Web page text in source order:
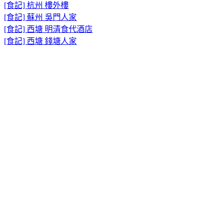
[食記] 杭州 樓外樓
[食記] 蘇州 吳門人家
[食記] 西塘 明清食代酒店
[食記] 西塘 錢塘人家